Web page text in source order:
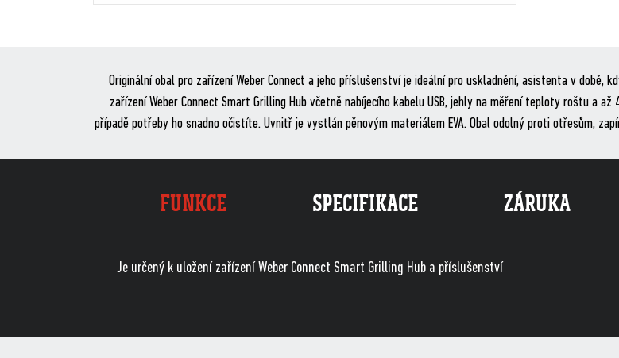
Originální obal pro zařízení Weber Connect a jeho příslušenství je ideální pro uskladnění, asistenta v době,
zařízení Weber Connect Smart Grilling Hub včetně nabíjecího kabelu USB, jehly na měření teploty roštu a
případě potřeby ho snadno očistíte. Uvnitř je vystlán pěnovým materiálem EVA. Obal odolný proti otřesům,
FUNKCE SPECIFIKACE ZÁRUKA
Je určený k uložení zařízení Weber Connect Smart Grilling Hub a příslušenství